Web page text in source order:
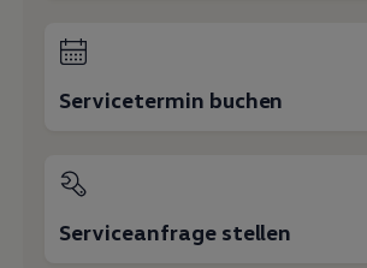
Servicetermin buchen
Serviceanfrage stellen